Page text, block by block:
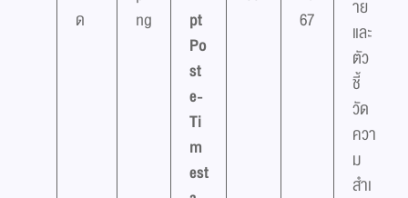
ด
ng
pt
Po
st
e-
Ti
m
est
67
าย
และ
ตัว
ชี้
วัด
ควา
ม
สำเ